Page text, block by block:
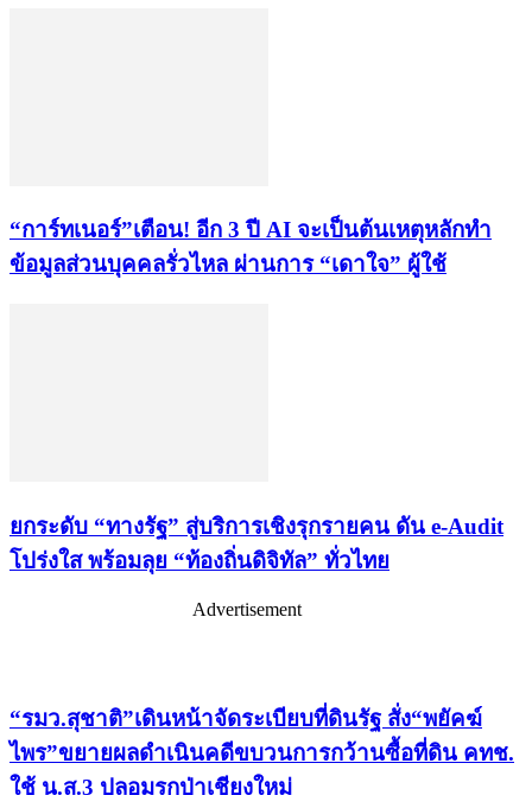
“การ์ทเนอร์”เตือน! อีก 3 ปี AI จะเป็นต้นเหตุหลักทำ
ข้อมูลส่วนบุคคลรั่วไหล ผ่านการ “เดาใจ” ผู้ใช้
ยกระดับ “ทางรัฐ” สู่บริการเชิงรุกรายคน ดัน e-Audit
โปร่งใส พร้อมลุย “ท้องถิ่นดิจิทัล” ทั่วไทย
Advertisement
“รมว.สุชาติ”เดินหน้าจัดระเบียบที่ดินรัฐ สั่ง“พยัคฆ์
ไพร”ขยายผลดำเนินคดีขบวนการกว้านซื้อที่ดิน คทช.
ใช้ น.ส.3 ปลอมรุกป่าเชียงใหม่